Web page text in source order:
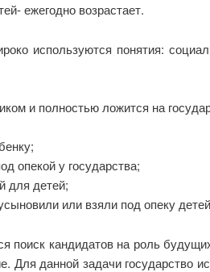
ежегодно возрастает.
используются понятия:
и полностью ложится на
опекой у государства;
для детей;
или взяли под опеку
поиск кандидатов на роль
Для данной задачи государство